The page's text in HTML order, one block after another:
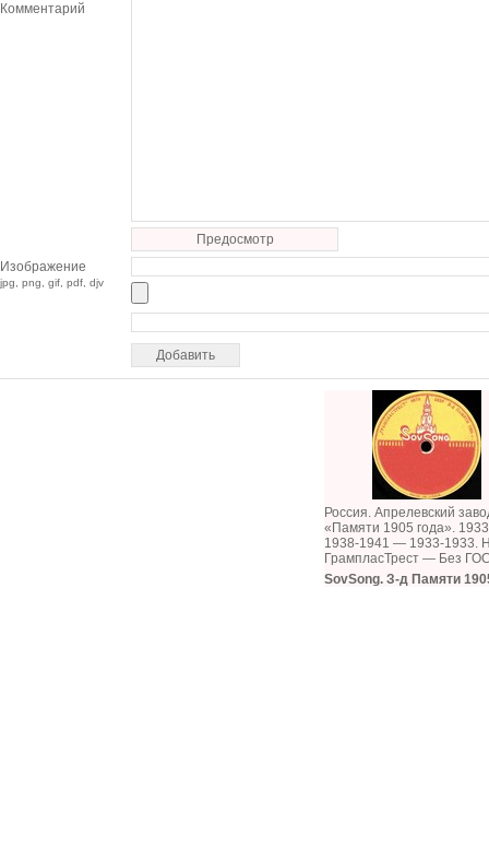
Комментарий
Предосмотр
Изображение
jpg, png, gif, pdf, djv
Россия. Апрелевский
«Памяти 1905 года».
1938-1941 — 1933-1933.
ГрампласТрест — Без
SovSong. З-д Памяти